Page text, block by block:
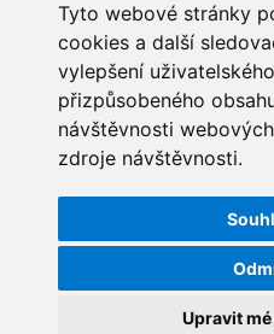
Tyto webové stránky
cookies a další
vylepšení
přizpůsobeného
návštěvnosti
zdroje návštěvnosti.
Upravit
REZERVAČNÍ SYSTÉM
ŠKOLNÍ PORADENSKÉ
NAUČNÁ STEZKA ZBRASLAV
18 19 20 21 22
25 26 27 28 29
STATISTIKY